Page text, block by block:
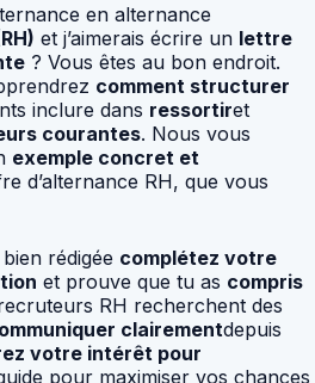
en alternance
et j’aimerais écrire un lettre
? Vous êtes au bon endroit.
comment structurer
inclure dans ressortiret
courantes. Nous vous
exemple concret et
d’alternance RH, que vous
rédigée complétez votre
et prouve que tu as compris
RH recherchent des
clairementdepuis
votre intérêt pour
pour maximiser vos chances